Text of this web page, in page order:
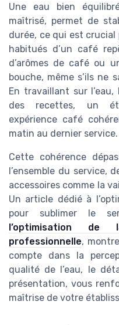
Une eau bien
maîtrisé, permet de
durée, ce qui est
habitués d’un café
d’arômes de café ou
bouche, même s’ils ne
En travaillant sur
des recettes, un
expérience café
matin au dernier service.
Cette cohérence
l’ensemble du service,
accessoires comme la
Un article dédié à
pour sublimer le
l’optimisation
professionnelle,
compte dans la
qualité de l’eau, le
présentation, vous
maîtrise de votre